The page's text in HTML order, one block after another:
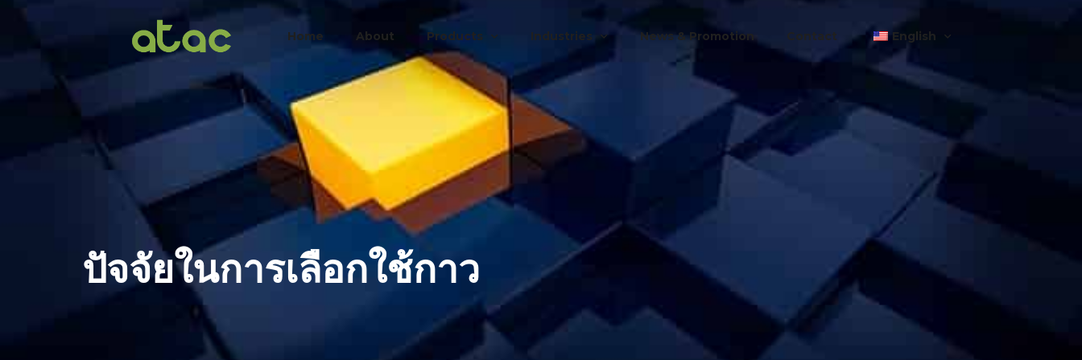
Home About Products Industries News & Promotion Contact English
ปัจจัยในการเลือกใช้กาว